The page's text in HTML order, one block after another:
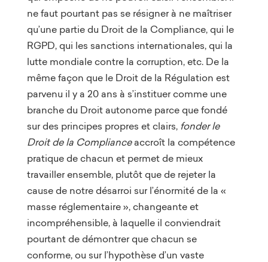
ne faut pourtant pas se résigner à ne maîtriser
qu’une partie du Droit de la Compliance, qui le
RGPD, qui les sanctions internationales, qui la
lutte mondiale contre la corruption, etc. De la
même façon que le Droit de la Régulation est
parvenu il y a 20 ans à s’instituer comme une
branche du Droit autonome parce que fondé
sur des principes propres et clairs, fonder le
Droit de la Complianceaccroît la compétence
pratique de chacun et permet de mieux
travailler ensemble, plutôt que de rejeter la
cause de notre désarroi sur l’énormité de la «
masse réglementaire », changeante et
incompréhensible, à laquelle il conviendrait
pourtant de démontrer que chacun se
conforme, ou sur l’hypothèse d’un vaste